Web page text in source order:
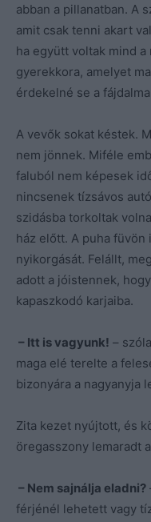
abban a pillanatban. A
amit csak tenni akart
ha együtt voltak mind
gyerekkora, amelyet
érdekelné se a
A vevők sokat késtek.
nem jönnek. Miféle
faluból nem képesek
nincsenek tízsávos
szidásba torkoltak
ház előtt. A puha
nyikorgását. Felállt,
adott a jóistennek,
kapaszkodó karjaiba.
– Itt is vagyunk! –
maga elé terelte a
bizonyára a nagyanyja
Zita kezet nyújtott, és
öregasszony lemaradt
– Nem sajnálja eladni?
férjénél lehetett vagy